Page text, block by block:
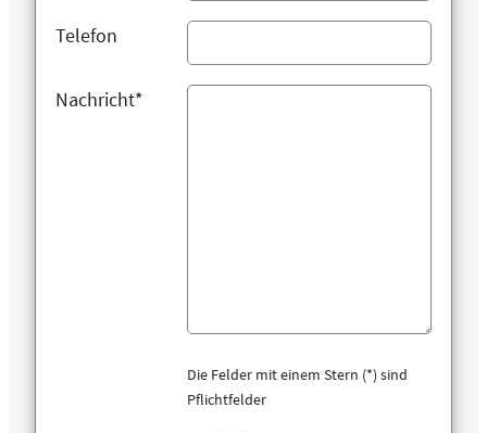
Telefon
Nachricht*
Die Felder mit einem Stern (*) sind
Pflichtfelder